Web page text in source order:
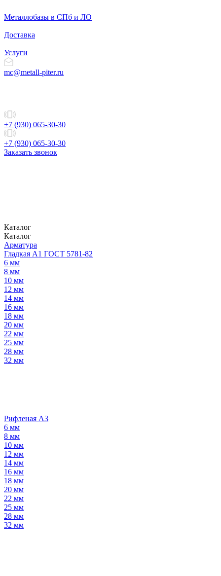
Металлобазы в СПб и ЛО
Доставка
Услуги
mc@metall-piter.ru
+7 (930) 065-30-30
+7 (930) 065-30-30
Заказать звонок
Каталог
Каталог
Арматура
Гладкая А1 ГОСТ 5781-82
6 мм
8 мм
10 мм
12 мм
14 мм
16 мм
18 мм
20 мм
22 мм
25 мм
28 мм
32 мм
Рифленая А3
6 мм
8 мм
10 мм
12 мм
14 мм
16 мм
18 мм
20 мм
22 мм
25 мм
28 мм
32 мм